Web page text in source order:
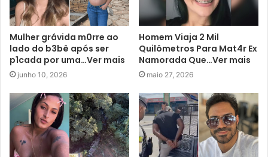
Mulher grávida m0rre ao
lado do b3bê após ser
p1cada por uma…Ver mais
junho 10, 2026
Homem Viaja 2 Mil
Quilômetros Para Mat4r Ex
Namorada Que…Ver mais
maio 27, 2026